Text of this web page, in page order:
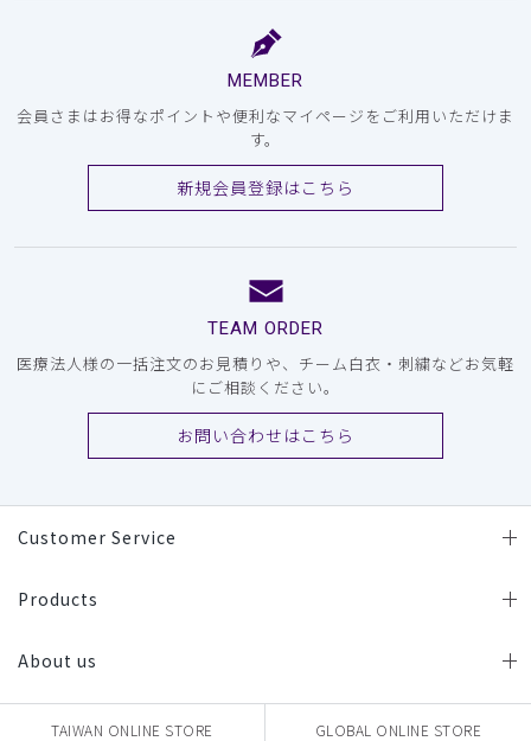
MEMBER
会員さまはお得なポイントや便利なマイページをご利用いただけま
す。
新規会員登録はこちら
TEAM ORDER
医療法人様の一括注文のお見積りや、チーム白衣・刺繍などお気軽
にご相談ください。
お問い合わせはこちら
Customer Service
Products
About us
TAIWAN ONLINE STORE GLOBAL ONLINE STORE